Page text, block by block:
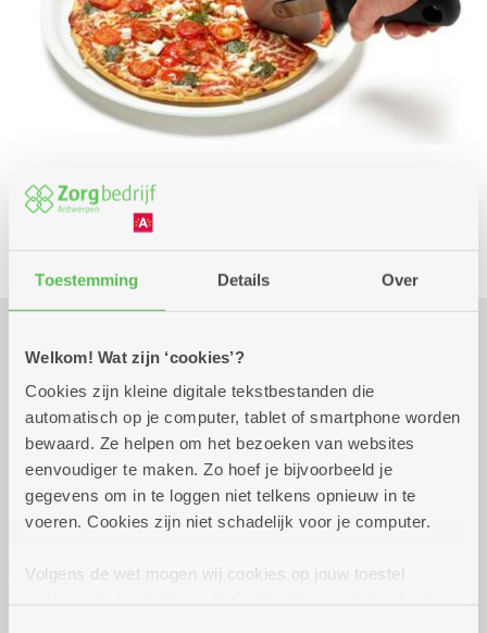
Toestemming Details Over
Welkom! Wat zijn ‘cookies’?
Cookies zijn kleine digitale tekstbestanden die
automatisch op je computer, tablet of smartphone worden
bewaard. Ze helpen om het bezoeken van websites
eenvoudiger te maken. Zo hoef je bijvoorbeeld je
gegevens om in te loggen niet telkens opnieuw in te
voeren. Cookies zijn niet schadelijk voor je computer.
Volgens de wet mogen wij cookies op jouw toestel
Praktisch
dinsdag 27 oktober 2026 17.00 uur tot 18.00 uur
14,50 euro (incl een dessert)
Reserveer vervoer